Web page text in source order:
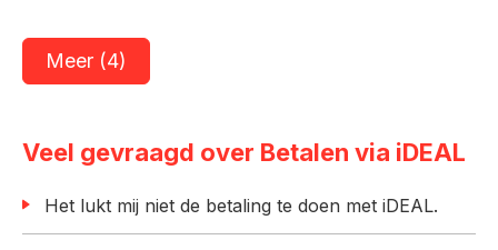
Meer (4)
Veel gevraagd over Betalen via iDEAL
Het lukt mij niet de betaling te doen met iDEAL.